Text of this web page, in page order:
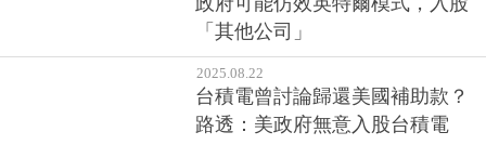
台積電曾討論歸還美國補助款？
路透：美政府無意入股台積電
2025.07.02
美加碼半導體建廠優惠，台積電
有望獲得35%稅收抵免！